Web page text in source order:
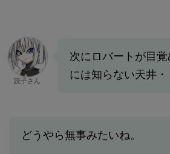
読子さん
次にロバートが目
には知らない天井・
どうやら無事みたいね。